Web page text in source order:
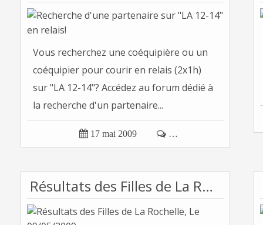
Vous recherchez une coéquipière ou un
coéquipier pour courir en relais (2x1h)
sur "LA 12-14"? Accédez au forum dédié à
la recherche d'un partenaire...
 17 mai 2009  …
Résultats des Filles de La Rochelle, Le 09/05/2009